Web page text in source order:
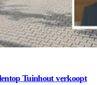
Tuinhout verkoopt